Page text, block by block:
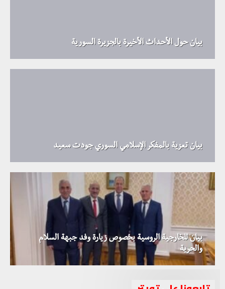
بيان حول الأحداث الأخيرة بالجزيرة السورية
بيان تعزية بالمفكر الإسلامي السوري جودت سعيد
بيان للخارجية الروسية بخصوص زيارة وفد جبهة السلام
والحرية